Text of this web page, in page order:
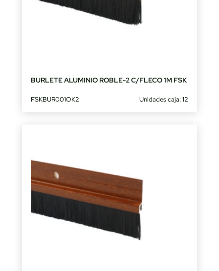
BURLETE ALUMINIO ROBLE-2 C/FLECO 1M FSK
FSKBUR001OK2 Unidades caja: 12